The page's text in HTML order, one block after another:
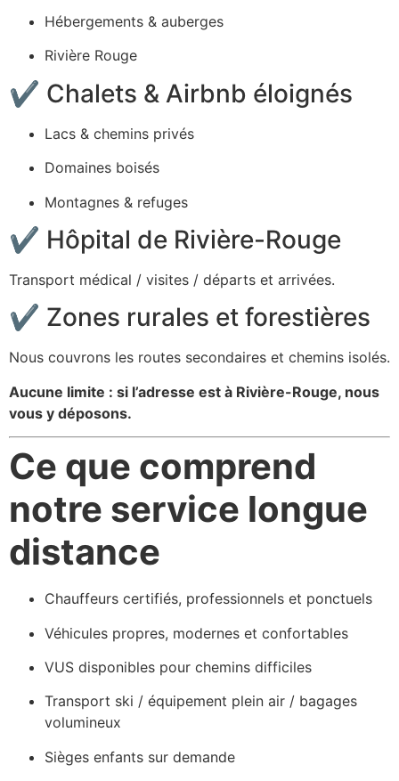
Hébergements & auberges
Rivière Rouge
✔ Chalets & Airbnb éloignés
Lacs & chemins privés
Domaines boisés
Montagnes & refuges
✔ Hôpital de Rivière-Rouge
Transport médical / visites / départs et arrivées.
✔ Zones rurales et forestières
Nous couvrons les routes secondaires et chemins isolés.
Aucune limite : si l’adresse est à Rivière-Rouge, nous
vous y déposons.
Ce que comprend
notre service longue
distance
Chauffeurs certifiés, professionnels et ponctuels
Véhicules propres, modernes et confortables
VUS disponibles pour chemins difficiles
Transport ski / équipement plein air / bagages
volumineux
Sièges enfants sur demande